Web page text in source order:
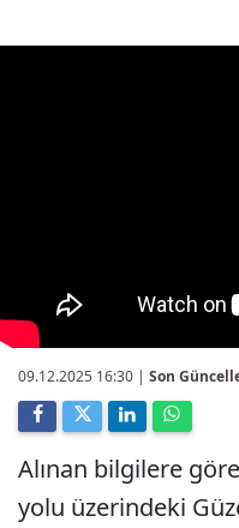
09.12.2025 16:30 | Son
Alınan bilgilere
yolu üzerindeki